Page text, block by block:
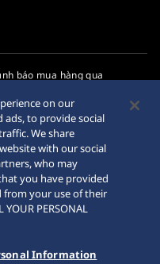
báo mua hàng qua
sách bảo mật
hồ Seiko
on our
ads, to provide social
We share
with our social
who may
you have provided
your use of their
YOUR PERSONAL
Information